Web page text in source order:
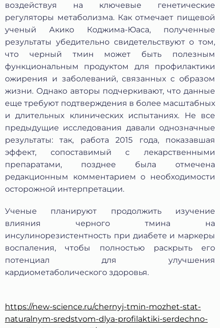
воздействуя на ключевые генетические
регуляторы метаболизма. Как отмечает пищевой
ученый Акико Коджима-Юаса, полученные
результаты убедительно свидетельствуют о том,
что черный тмин может быть полезным
функциональным продуктом для профилактики
ожирения и заболеваний, связанных с образом
жизни. Однако авторы подчеркивают, что данные
еще требуют подтверждения в более масштабных
и длительных клинических испытаниях. Не все
предыдущие исследования давали однозначные
результаты: так, работа 2015 года, показавшая
эффект, сопоставимый с лекарственными
препаратами, позднее была отмечена
редакционным комментарием о необходимости
осторожной интерпретации.
Ученые планируют продолжить изучение
влияния черного тмина на
инсулинорезистентность при диабете и маркеры
воспаления, чтобы полностью раскрыть его
потенциал для улучшения
кардиометаболического здоровья.
https://new-science.ru/chernyj-tmin-mozhet-stat-
naturalnym-sredstvom-dlya-profilaktiki-serdechno-
* Нажимая кнопку «Отправить отзыв», я даю свое
согласие на обработку моих персональных данных, в
соответствии с Федеральным законом от 27.07.2006 года
№152-ФЗ «О персональных данных», на условиях и для
целей, определенных в Согласии на обработку
персональных данных *